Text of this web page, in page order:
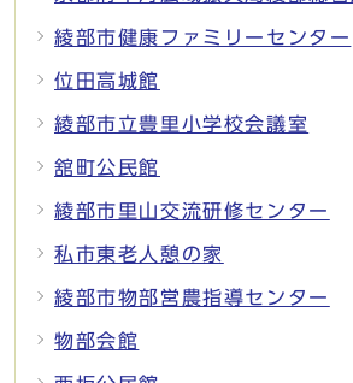
綾部市健康ファミリーセンター
位田高城館
綾部市立豊里小学校会議室
舘町公民館
綾部市里山交流研修センター
私市東老人憩の家
綾部市物部営農指導センター
物部会館